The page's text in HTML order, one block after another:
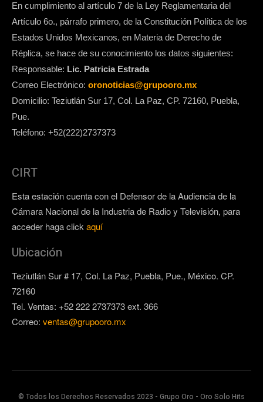
En cumplimiento al artículo 7 de la Ley Reglamentaria del
Artículo 6o., párrafo primero, de la Constitución Política de los
Estados Unidos Mexicanos, en Materia de Derecho de
Réplica, se hace de su conocimiento los datos siguientes:
Responsable: Lic. Patricia Estrada
Correo Electrónico: oronoticias@grupooro.mx
Domicilio: Teziutlán Sur 17, Col. La Paz, CP. 72160, Puebla,
Pue.
Teléfono: +52(222)2737373
CIRT
Esta estación cuenta con el Defensor de la Audiencia de la
Cámara Nacional de la Industria de Radio y Televisión, para
acceder haga click aquí
Ubicación
Teziutlán Sur # 17, Col. La Paz, Puebla, Pue., México. CP.
72160
Tel. Ventas: +52 222 2737373 ext. 366
Correo: ventas@grupooro.mx
© Todos los Derechos Reservados 2023 - Grupo Oro - Oro Solo Hits